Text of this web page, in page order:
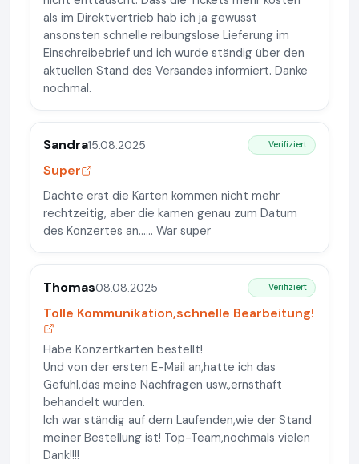
als im Direktvertrieb hab ich ja gewusst
ansonsten schnelle reibungslose Lieferung im
Einschreibebrief und ich wurde ständig über den
aktuellen Stand des Versandes informiert. Danke
nochmal.
Sandra15.08.2025 Verifiziert
Super
Dachte erst die Karten kommen nicht mehr
rechtzeitig, aber die kamen genau zum Datum
des Konzertes an...... War super
Thomas08.08.2025 Verifiziert
Tolle Kommunikation,schnelle Bearbeitung!
Habe Konzertkarten bestellt!
Und von der ersten E-Mail an,hatte ich das
Gefühl,das meine Nachfragen usw.,ernsthaft
behandelt wurden.
Ich war ständig auf dem Laufenden,wie der Stand
meiner Bestellung ist! Top-Team,nochmals vielen
Dank!!!!